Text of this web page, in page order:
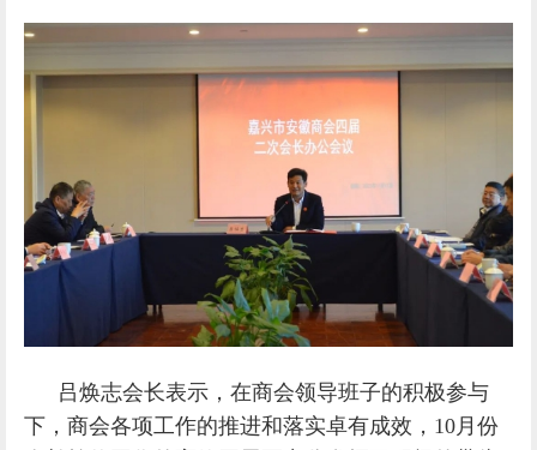
吕焕志会长表示，在商会领导班子的积极参与
下，商会各项工作的推进和落实卓有成效，10月份